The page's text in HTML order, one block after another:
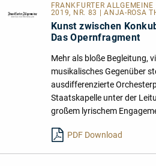
FRANKFURTER
2019, NR. 83 | ANJA-ROSA
Kunst zwischen
Das Opernfragment
Mehr als bloße Begleitung,
musikalisches Gegenüber
ausdifferenzierte
Staatskapelle unter der
großem lyrischem
PDF Download